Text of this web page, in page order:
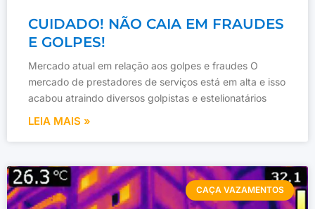
CUIDADO! NÃO CAIA EM FRAUDES
E GOLPES!
Mercado atual em relação aos golpes e fraudes O
mercado de prestadores de serviços está em alta e isso
acabou atraindo diversos golpistas e estelionatários
LEIA MAIS »
CAÇA VAZAMENTOS